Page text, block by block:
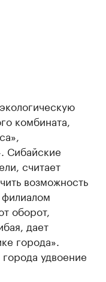
комбината,
Сибайские
считает
возможность
оборот,
дает
города».
удвоение